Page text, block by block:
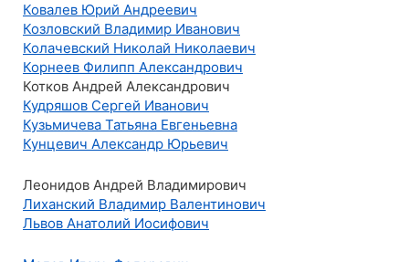
Ковалев Юрий Андреевич
Козловский Владимир Иванович
Колачевский Николай Николаевич
Корнеев Филипп Александрович
Котков Андрей Александрович
Кудряшов Сергей Иванович
Кузьмичева Татьяна Евгеньевна
Кунцевич Александр Юрьевич
Леонидов Андрей Владимирович
Лиханский Владимир Валентинович
Львов Анатолий Иосифович